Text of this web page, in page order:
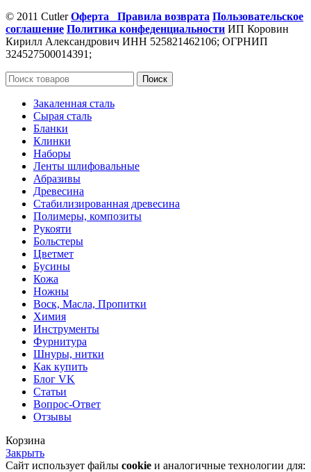
© 2011 CutlerОферта Правила возврата Пользовательское
соглашение Политика конфеденциальности ИП Коровин
Кирилл Александрович ИНН 525821462106; ОГРНИП
324527500014391;
Поиск
Закаленная сталь
Сырая сталь
Бланки
Клинки
Наборы
Ленты шлифовальные
Абразивы
Древесина
Стабилизированная древесина
Полимеры, композиты
Рукояти
Больстеры
Цветмет
Бусины
Кожа
Ножны
Воск, Масла, Пропитки
Химия
Инструменты
Фурнитура
Шнуры, нитки
Как купить
Блог VK
Статьи
Вопрос-Ответ
Отзывы
Корзина
Закрыть
Сайт использует файлы cookie и аналогичные технологии для: